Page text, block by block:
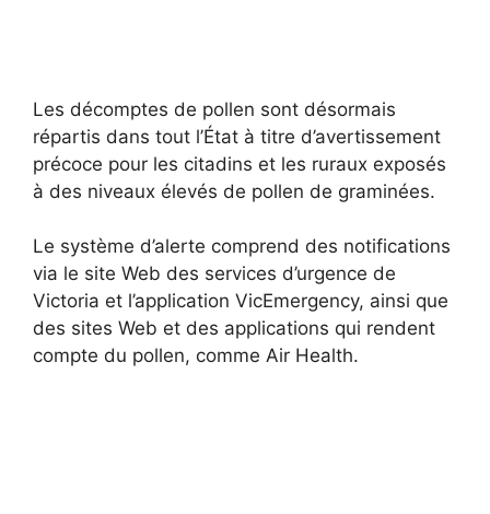
Les décomptes de pollen sont désormais
répartis dans tout l’État à titre d’avertissement
précoce pour les citadins et les ruraux exposés
à des niveaux élevés de pollen de graminées.
Le système d’alerte comprend des notifications
via le site Web des services d’urgence de
Victoria et l’application VicEmergency, ainsi que
des sites Web et des applications qui rendent
compte du pollen, comme Air Health.